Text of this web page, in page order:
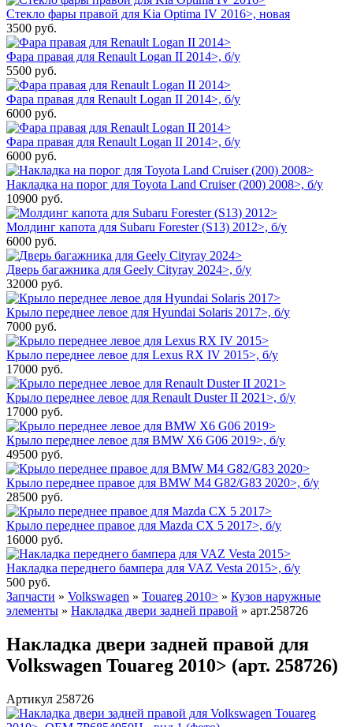
Стекло фары правой для Kia Optima IV 2016>, новая
3500 руб.
Фара правая для Renault Logan II 2014>, б/у
5500 руб.
Фара правая для Renault Logan II 2014>, б/у
6000 руб.
Фара правая для Renault Logan II 2014>, б/у
6000 руб.
Накладка на порог для Toyota Land Cruiser (200) 2008>, б/у
10900 руб.
Молдинг капота для Subaru Forester (S13) 2012>, б/у
6000 руб.
Дверь багажника для Geely Cityray 2024>, б/у
32000 руб.
Крыло переднее левое для Hyundai Solaris 2017>, б/у
7000 руб.
Крыло переднее левое для Lexus RX IV 2015>, б/у
17000 руб.
Крыло переднее левое для Renault Duster II 2021>, б/у
17000 руб.
Крыло переднее левое для BMW X6 G06 2019>, б/у
49500 руб.
Крыло переднее правое для BMW M4 G82/G83 2020>, б/у
28500 руб.
Крыло переднее правое для Mazda CX 5 2017>, б/у
16000 руб.
Накладка переднего бампера для VAZ Vesta 2015>, б/у
500 руб.
Запчасти » Volkswagen » Touareg 2010> » Кузов наружные
элементы » Накладка двери задней правой » арт.258726
Накладка двери задней правой для
Volkswagen Touareg 2010> (арт. 258726)
Артикул 258726